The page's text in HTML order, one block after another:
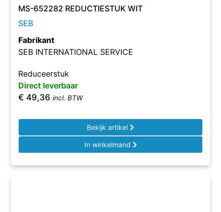
MS-652282 REDUCTIESTUK WIT
SEB
Fabrikant
SEB INTERNATIONAL SERVICE
Reduceerstuk
Direct leverbaar
€ 49,36 incl. BTW
Bekijk artikel
In winkelmand